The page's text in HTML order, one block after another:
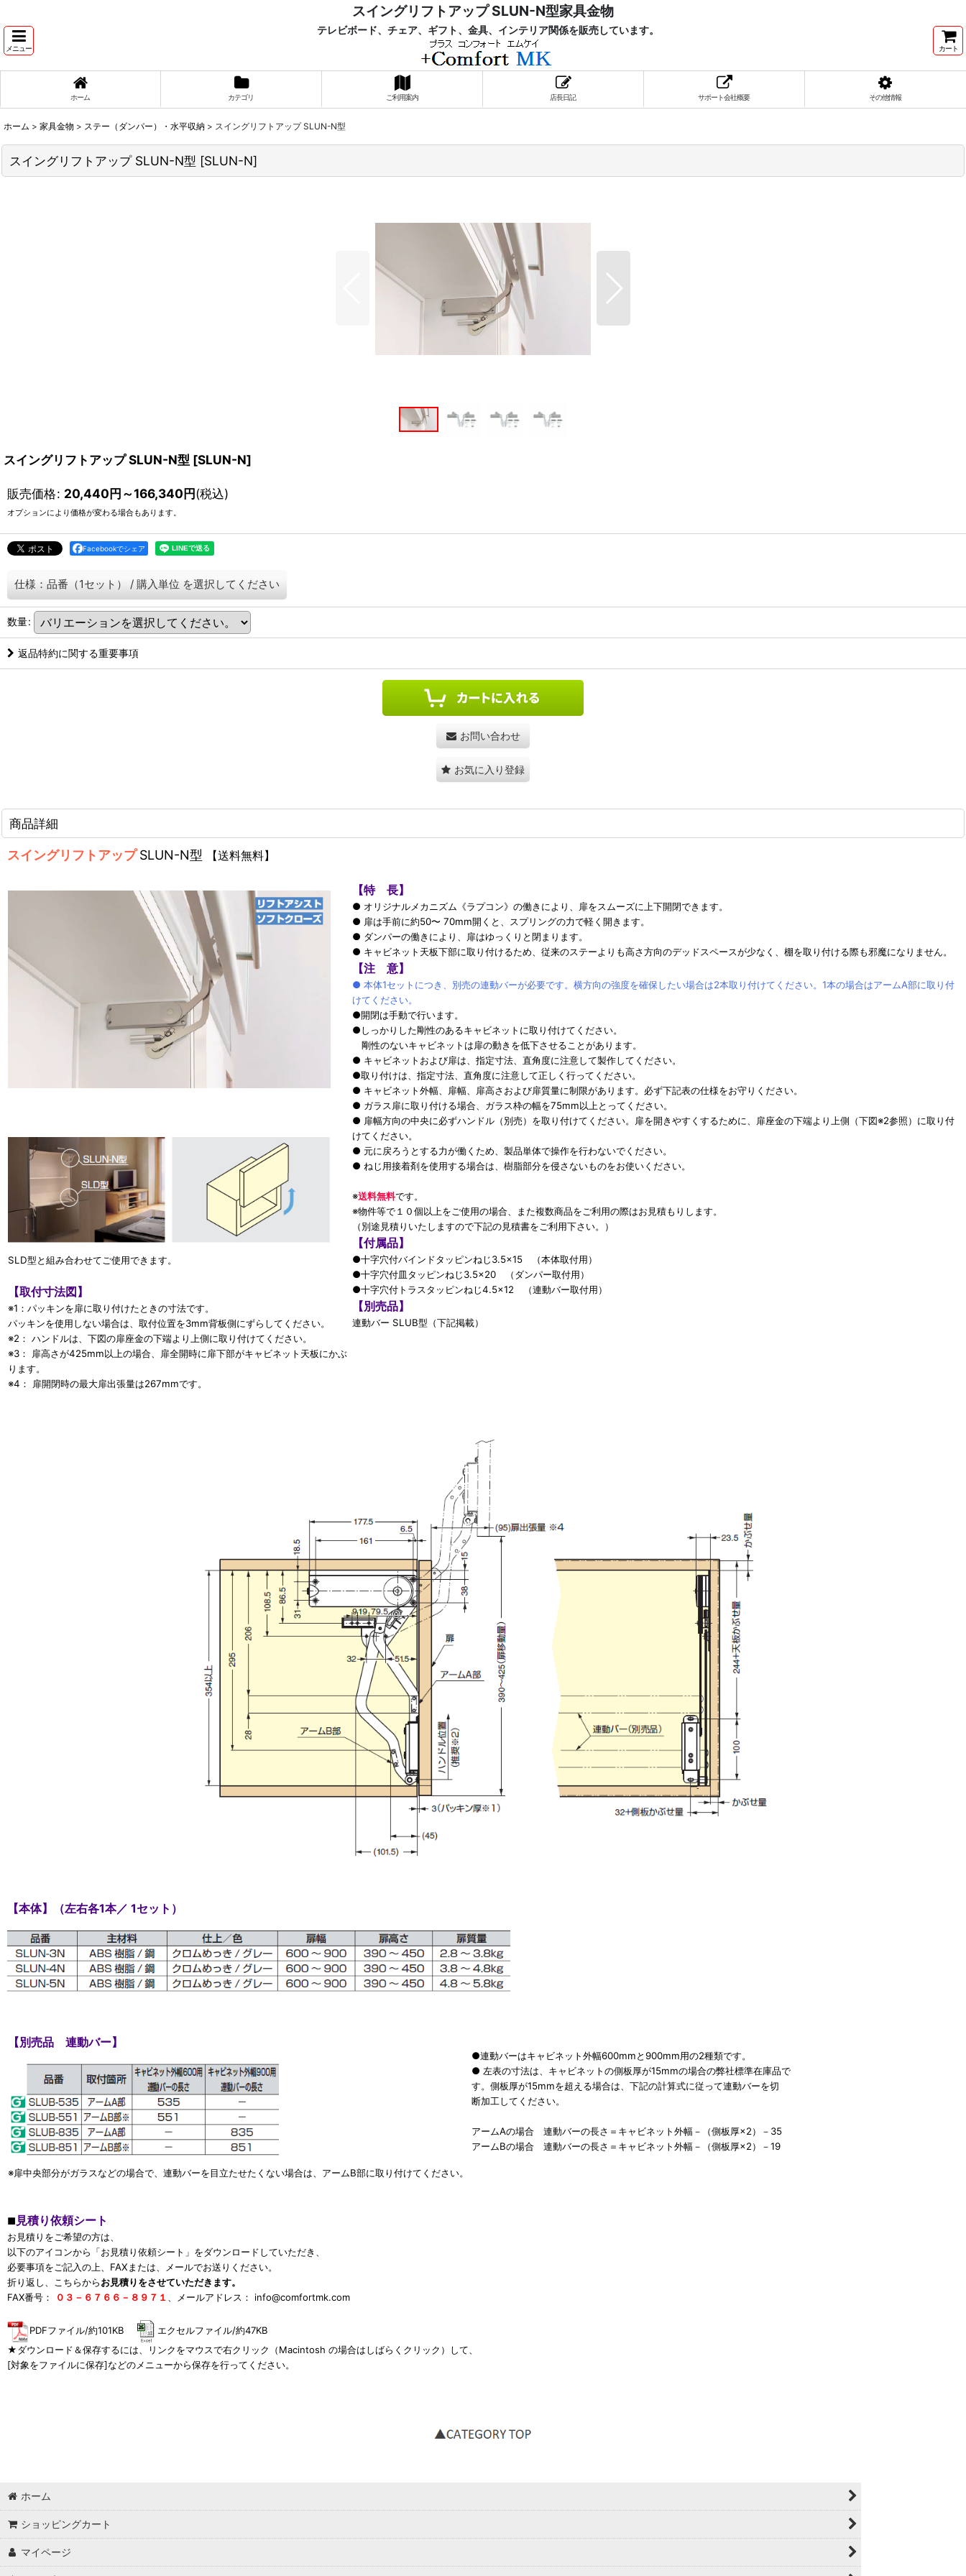
スイングリフトアップ SLUN-N型家具金物
メニュー
テレビボード、チェア、ギフト、金具、インテリア関係を販売しています。
カート
ホーム カテゴリ ご利用案内 店長日記 サポート会社概要 その他情報
ホーム > 家具金物 > ステー（ダンパー）・水平収納 > スイングリフトアップ SLUN-N型
スイングリフトアップ SLUN-N型 [SLUN-N]
スイングリフトアップ SLUN-N型 [SLUN-N]
販売価格: 20,440円～166,340円(税込)
オプションにより価格が変わる場合もあります。
Facebookでシェア
仕様：品番（1セット） / 購入単位 を選択してください
数量:
返品特約に関する重要事項
お問い合わせ
お気に入り登録
商品詳細
スイングリフトアップSLUN-N型 【送料無料】
SLD型と組み合わせてご使用できます。
【取付寸法図】
※1：パッキンを扉に取り付けたときの寸法です。
パッキンを使用しない場合は、取付位置を3mm背板側にずらしてください。
※2： ハンドルは、下図の扉座金の下端より上側に取り付けてください。
※3： 扉高さが425mm以上の場合、扉全開時に扉下部がキャビネット天板にかぶ
ります。
※4： 扉開閉時の最大扉出張量は267mmです。
【特 長】
● オリジナルメカニズム《ラプコン》の働きにより、扉をスムーズに上下開閉できます。
● 扉は手前に約50〜 70mm開くと、スプリングの力で軽く開きます。
● ダンパーの働きにより、扉はゆっくりと閉まります。
● キャビネット天板下部に取り付けるため、従来のステーよりも高さ方向のデッドスペースが少なく、棚を取り付ける際も邪魔になりません。
【注 意】
● 本体1セットにつき、別売の連動バーが必要です。横方向の強度を確保したい場合は2本取り付けてください。1本の場合はアームA部に取り付
けてください。
●開閉は手動で行います。
●しっかりした剛性のあるキャビネットに取り付けてください。
剛性のないキャビネットは扉の動きを低下させることがあります。
● キャビネットおよび扉は、指定寸法、直角度に注意して製作してください。
●取り付けは、指定寸法、直角度に注意して正しく行ってください。
● キャビネット外幅、扉幅、扉高さおよび扉質量に制限があります。必ず下記表の仕様をお守りください。
● ガラス扉に取り付ける場合、ガラス枠の幅を75mm以上とってください。
● 扉幅方向の中央に必ずハンドル（別売）を取り付けてください。扉を開きやすくするために、扉座金の下端より上側（下図※2参照）に取り付
けてください。
● 元に戻ろうとする力が働くため、製品単体で操作を行わないでください。
● ねじ用接着剤を使用する場合は、樹脂部分を侵さないものをお使いください。
※送料無料です。
※物件等で１０個以上をご使用の場合、また複数商品をご利用の際はお見積もりします。
（別途見積りいたしますので下記の見積書をご利用下さい。）
【付属品】
●十字穴付バインドタッピンねじ3.5×15 （本体取付用）
●十字穴付皿タッピンねじ3.5×20 （ダンパー取付用）
●十字穴付トラスタッピンねじ4.5×12 （連動バー取付用）
【別売品】
連動バー SLUB型（下記掲載）
【本体】（左右各1本／ 1セット）
【別売品 連動バー】
※扉中央部分がガラスなどの場合で、連動バーを目立たせたくない場合は、アームB部に取り付けてください。
●連動バーはキャビネット外幅600mmと900mm用の2種類です。
● 左表の寸法は、キャビネットの側板厚が15mmの場合の弊社標準在庫品で
す。側板厚が15mmを超える場合は、下記の計算式に従って連動バーを切
断加工してください。
アームAの場合 連動バーの長さ＝キャビネット外幅－（側板厚×2）－35
アームBの場合 連動バーの長さ＝キャビネット外幅－（側板厚×2）－19
■ 見積り依頼シート
お見積りをご希望の方は、
以下のアイコンから「お見積り依頼シート」をダウンロードしていただき、
必要事項をご記入の上、FAXまたは、メールでお送りください。
折り返し、こちらからお見積りをさせていただきます。
FAX番号：
０３－６７６６－８９７１ 、メールアドレス： info@comfortmk.com
PDFファイル/約101KB
エクセルファイル/約47KB
★ダウンロード＆保存するには、リンクをマウスで右クリック（Macintosh の場合はしばらくクリック）して、
[対象をファイルに保存]などのメニューから保存を行ってください。
ホーム
ショッピングカート
マイページ